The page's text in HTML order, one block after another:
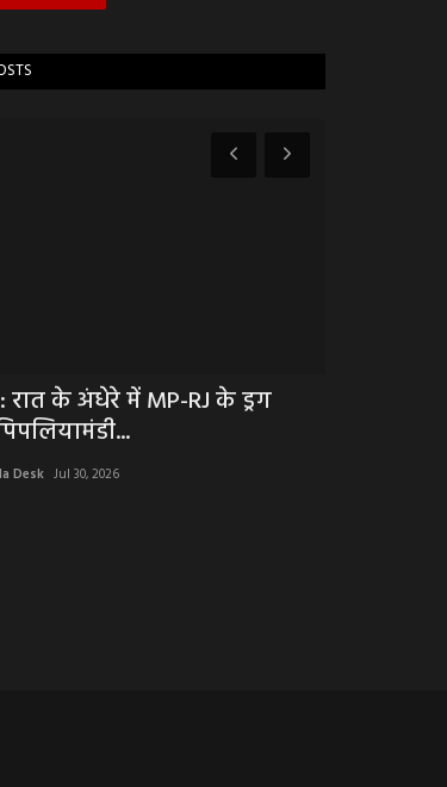
रात के अंधेरे में MP-RJ के ड्रग
Desk Jul 30, 2026